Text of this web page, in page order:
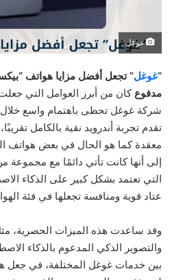
غوغل
“غوغل” تجعل أفضل مزايا هواتف
مدفوعكان من أبرز العوامل التي
شركة غوغل تحظى باهتمام واسع خلال
تقدم تجربة أندرويد نقية بالكامل
معقدة كما هو الحال في بعض هواتف
إلى أنها كانت تأتي دائمًا مع مجموعة
التي تعتمد بشكل كبير على الذكاء
عتاد قوية ومنافسة تجعلها في فئة
وقد ساعدت هذه الميزات الحصرية،
والتصوير الذكي المدعوم بالذكاء
بين خدمات غوغل المختلفة، في جعل